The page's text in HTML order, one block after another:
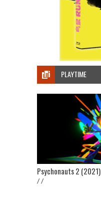
PLAYTIME
Psychonauts 2 (2021)
/ /